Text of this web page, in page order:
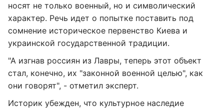
носят не только военный, но и символический
характер. Речь идет о попытке поставить под
сомнение историческое первенство Киева и
украинской государственной традиции.
"А изгнав россиян из Лавры, теперь этот объект
стал, конечно, их "законной военной целью", как
они говорят", - отметил эксперт.
Историк убежден, что культурное наследие